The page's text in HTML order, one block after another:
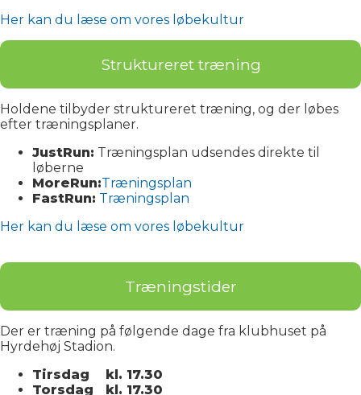
Her kan du læse om vores løbekultur
Struktureret træning
Holdene tilbyder struktureret træning, og der løbes
efter træningsplaner.
JustRun: Træningsplan udsendes direkte til
løberne
MoreRun:Træningsplan
FastRun: Træningsplan
Her kan du læse om vores løbekultur
Træningstider
Der er træning på følgende dage fra klubhuset på
Hyrdehøj Stadion.
Tirsdag kl. 17.30
Torsdag kl. 17.30